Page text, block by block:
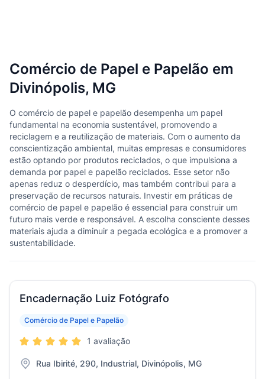
Comércio de Papel e Papelão em
Divinópolis, MG
O comércio de papel e papelão desempenha um papel
fundamental na economia sustentável, promovendo a
reciclagem e a reutilização de materiais. Com o aumento da
conscientização ambiental, muitas empresas e consumidores
estão optando por produtos reciclados, o que impulsiona a
demanda por papel e papelão reciclados. Esse setor não
apenas reduz o desperdício, mas também contribui para a
preservação de recursos naturais. Investir em práticas de
comércio de papel e papelão é essencial para construir um
futuro mais verde e responsável. A escolha consciente desses
materiais ajuda a diminuir a pegada ecológica e a promover a
sustentabilidade.
Encadernação Luiz Fotógrafo
Comércio de Papel e Papelão
1 avaliação
Rua Ibirité, 290, Industrial, Divinópolis, MG